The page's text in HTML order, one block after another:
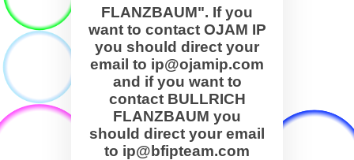
FLANZBAUM". If you
want to contact OJAM IP
you should direct your
email to ip@ojamip.com
and if you want to
contact BULLRICH
FLANZBAUM you
should direct your email
to ip@bfipteam.com